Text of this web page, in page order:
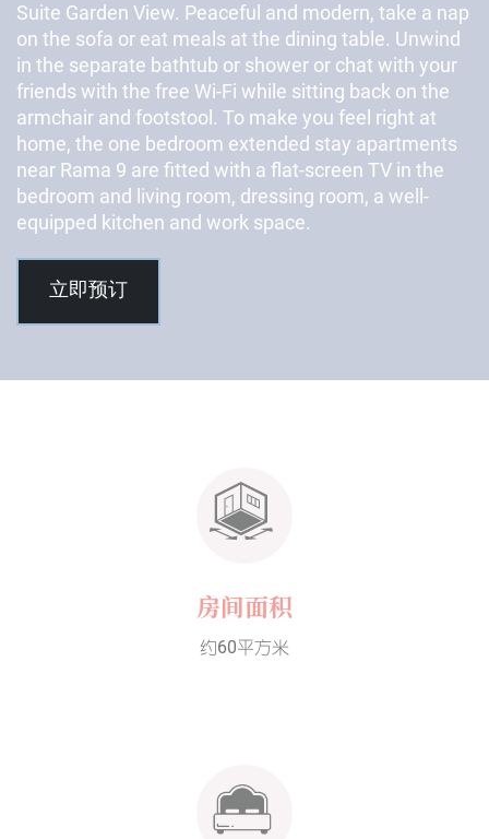
Suite Garden View. Peaceful and modern, take a nap
on the sofa or eat meals at the dining table. Unwind
in the separate bathtub or shower or chat with your
friends with the free Wi-Fi while sitting back on the
armchair and footstool. To make you feel right at
home, the one bedroom extended stay apartments
near Rama 9 are fitted with a flat-screen TV in the
bedroom and living room, dressing room, a well-
equipped kitchen and work space.
立即预订
房间面积
约60平方米